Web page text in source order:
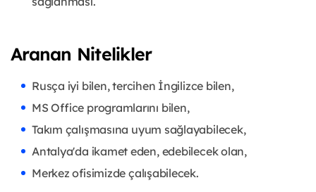
Aranan Nitelikler
Rusça iyi bilen, tercihen İngilizce bilen,
MS Office programlarını bilen,
Takım çalışmasına uyum sağlayabilecek,
Antalya'da ikamet eden, edebilecek olan,
Merkez ofisimizde çalışabilecek.